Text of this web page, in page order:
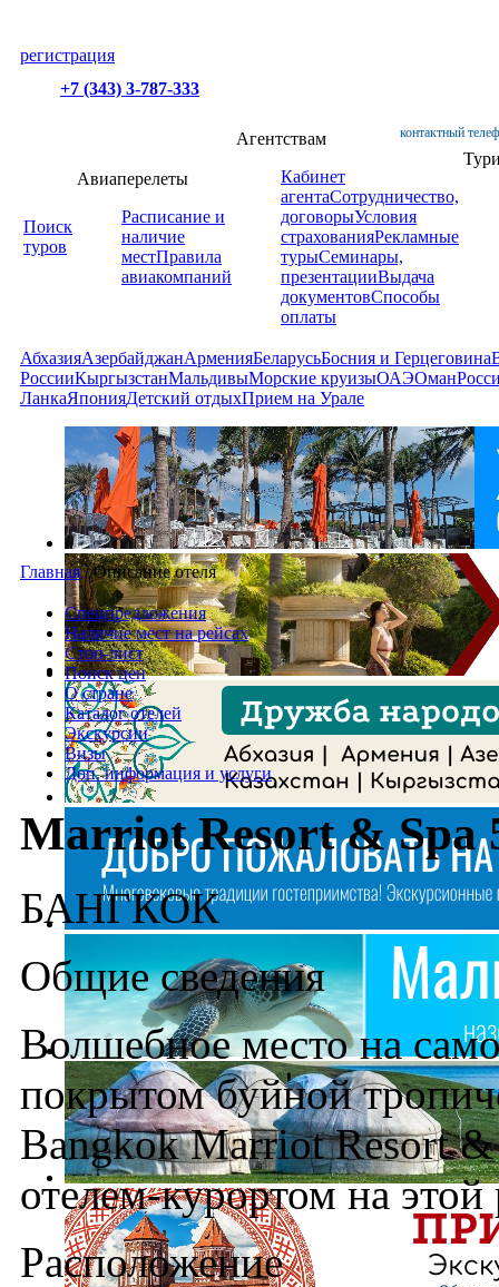
регистрация
+7 (343) 3-787-333
контактный
Поиск
туров
Авиаперелеты
Расписание и
наличие
местПравила
авиакомпаний
Агентствам
Кабинет
агентаСотрудничество,
договорыУсловия
страхованияРекламные
турыСеминары,
презентацииВыдача
документовСпособы
оплаты
АбхазияАзербайджанАрменияБеларусьБосния и Герцеговина
РоссииКыргызстанМальдивыМорские круизыОАЭОман
ЛанкаЯпонияДетский отдыхПрием на Урале
Главная /Описание отеля
Спецпредложения
Наличие мест на рейсах
Стоп-лист
Поиск цен
О стране
Каталог отелей
Экскурсии
Визы
Доп. информация и услуги
Marriot Resort & Spa
БАНГКОК
Общие сведения
Волшебное место на
покрытом буйной
Bangkok Marriot Resort &
отелем-курортом на этой
Расположение